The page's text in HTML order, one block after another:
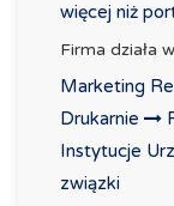
więcej niż
Firma działa
Marketing
Drukarnie
Instytucje
związki